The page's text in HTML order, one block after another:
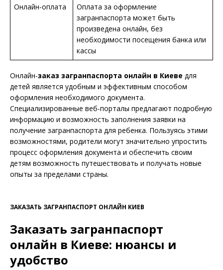
Онлайн-оплата
Оплата за оформление
загранпаспорта может быть
произведена онлайн, без
необходимости посещения банка или
кассы
Онлайн-заказ загранпаспорта онлайн в Киеве для
детей является удобным и эффективным способом
оформления необходимого документа.
Специализированные веб-порталы предлагают подробную
информацию и возможность заполнения заявки на
получение загранпаспорта для ребенка. Пользуясь этими
возможностями, родители могут значительно упростить
процесс оформления документа и обеспечить своим
детям возможность путешествовать и получать новые
опыты за пределами страны.
ЗАКАЗАТЬ ЗАГРАНПАСПОРТ ОНЛАЙН КИЕВ
Заказать загранпаспорт
онлайн в Киеве: нюансы и
удобство